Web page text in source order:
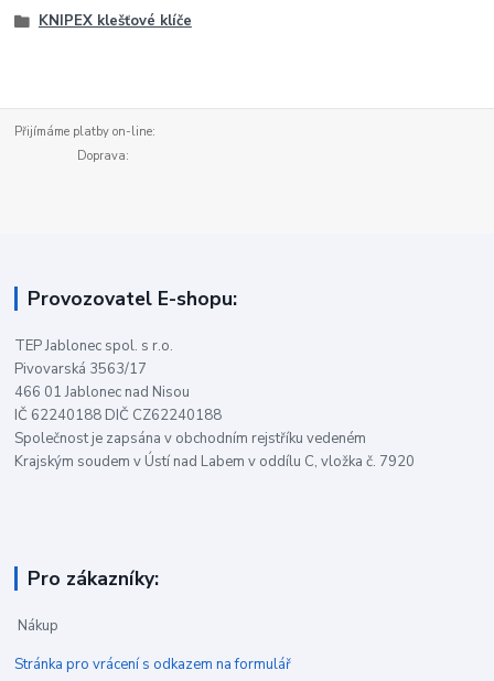
KNIPEX klešťové klíče
Přijímáme platby on-line:
Doprava:
Provozovatel E-shopu:
TEP Jablonec spol. s r.o.
Pivovarská 3563/17
466 01 Jablonec nad Nisou
IČ 62240188 DIČ CZ62240188
Společnost je zapsána v obchodním rejstříku vedeném
Krajským soudem v Ústí nad Labem v oddílu C, vložka č. 7920
Pro zákazníky:
Nákup
Stránka pro vrácení s odkazem na formulář